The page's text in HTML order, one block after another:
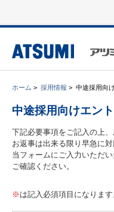
ホーム > 採用情報 > 中途採用向
中途採用向けエン
下記必要事項をご記入の上、
お返事は出来る限り早急に
当フォームにご入力いただ
ご確認ください。
※ は記入必須項目になります